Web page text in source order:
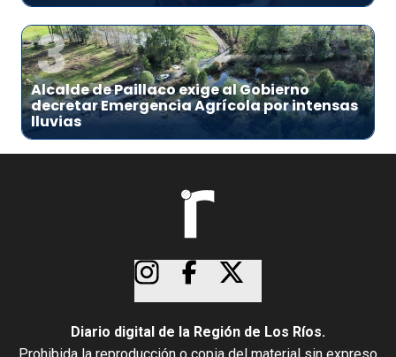
3
Alcalde de Paillaco exige al Gobierno
decretar Emergencia Agrícola por intensas
lluvias
Diario digital de la Región de Los Ríos.
Prohibida la reproducción o copia del material sin expreso